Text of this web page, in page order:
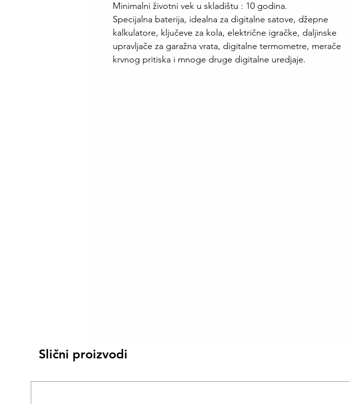
Minimalni životni vek u skladištu : 10 godina.
Specijalna baterija, idealna za digitalne satove, džepne
kalkulatore, ključeve za kola, električne igračke, daljinske
upravljače za garažna vrata, digitalne termometre, merače
krvnog pritiska i mnoge druge digitalne uredjaje.
Slični proizvodi